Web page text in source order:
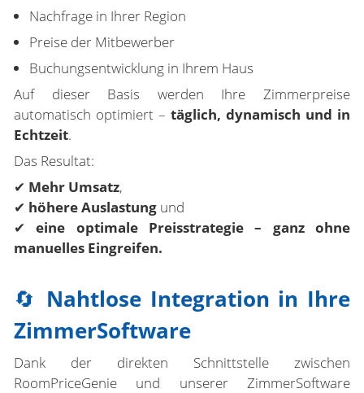
Nachfrage in Ihrer Region
Preise der Mitbewerber
Buchungsentwicklung in Ihrem Haus
Auf dieser Basis werden Ihre Zimmerpreise
automatisch optimiert – täglich, dynamisch und in
Echtzeit.
Das Resultat:
✔ Mehr Umsatz,
✔ höhere Auslastung und
✔eine optimale Preisstrategie – ganz ohne
manuelles Eingreifen.
🔄 Nahtlose Integration in Ihre
ZimmerSoftware
Dank der direkten Schnittstelle zwischen
RoomPriceGenie und unserer ZimmerSoftware